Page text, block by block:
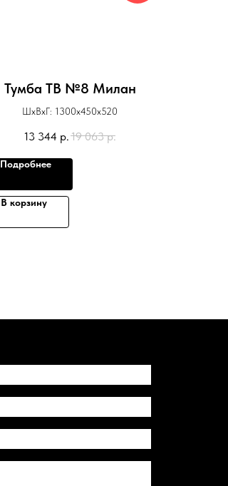
Тумба ТВ №8 Милан
ШхВхГ: 1300х450х520
13 344 р.19 063 р.
Подробнее
В корзину